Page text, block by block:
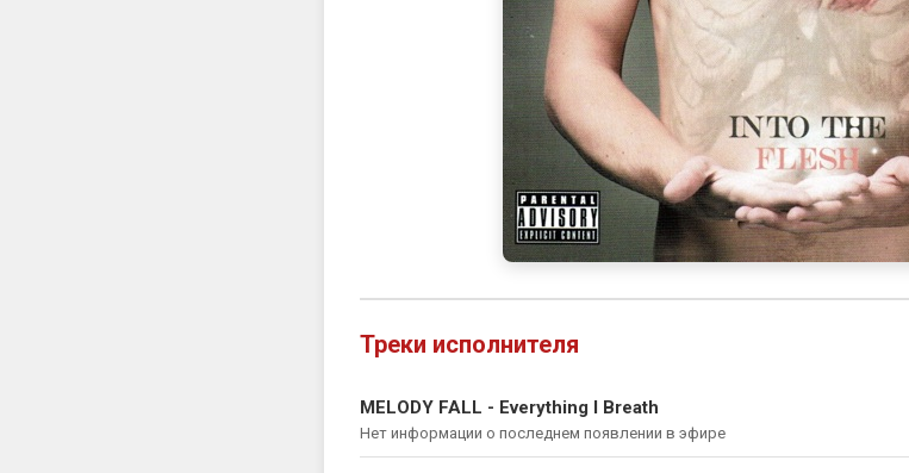
Треки исполнителя
MELODY FALL - Everything I Breath
Нет информации о последнем появлении в эфире